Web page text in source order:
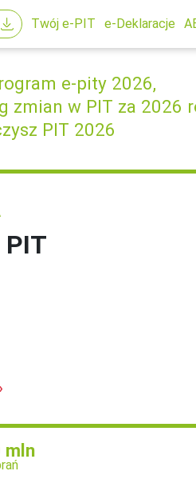
Twój e-PIT e-Deklaracje
e-pity 2026,
zmian w PIT za 2026
PIT 2026
mln